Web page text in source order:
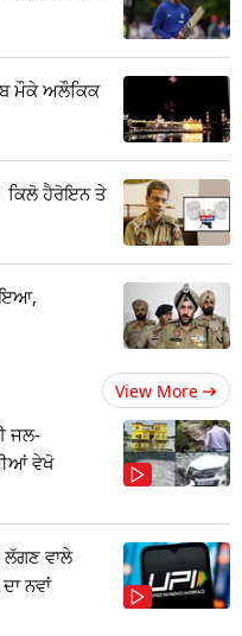
ਮੌਕੇ ਅਲੌਕਿਕ
ਕਿਲੋ ਹੈਰੋਇਨ ਤੇ
View More
ਜਲ-
ਵੇਖੋ
ਲੱਗਣ ਵਾਲੇ
ਨਵਾਂ